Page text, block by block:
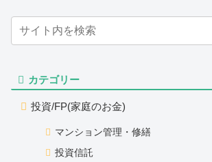
カテゴリー
投資/FP(家庭のお金)
マンション管理・修繕
投資信託